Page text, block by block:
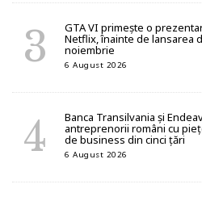
GTA VI primește o
Netflix, înainte de lansarea
noiembrie
6 August 2026
Banca Transilvania și
antreprenorii români cu
de business din cinci țări
6 August 2026